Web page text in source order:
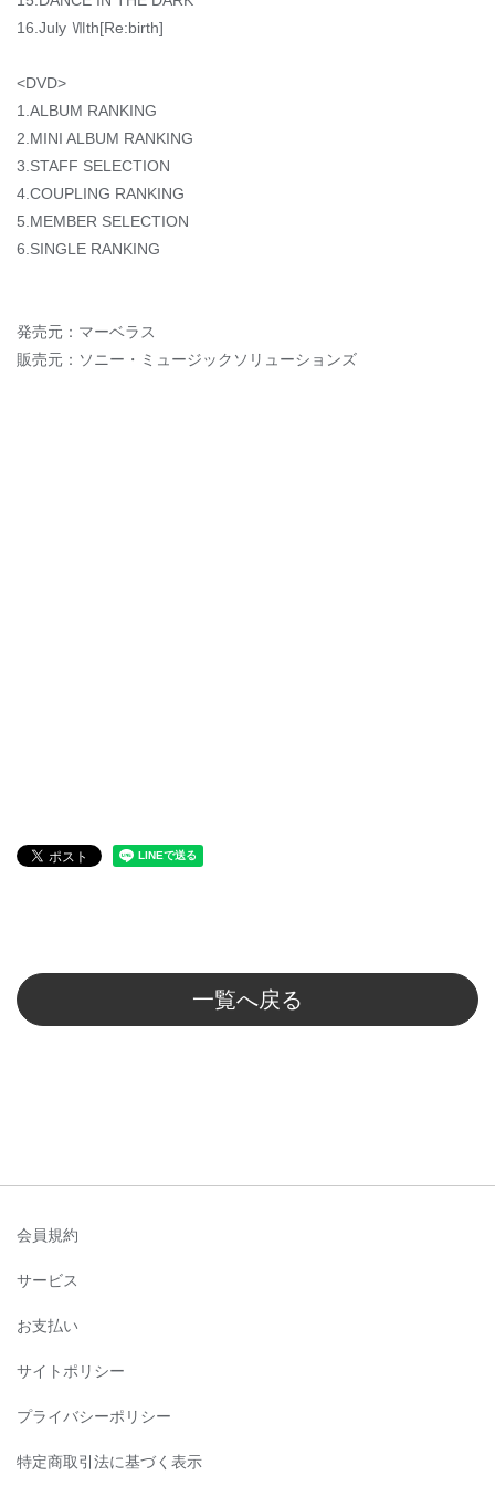
16.July Ⅶth[Re:birth]
<DVD>
1.ALBUM RANKING
2.MINI ALBUM RANKING
3.STAFF SELECTION
4.COUPLING RANKING
5.MEMBER SELECTION
6.SINGLE RANKING
発売元：マーベラス
販売元：ソニー・ミュージックソリューションズ
一覧へ戻る
会員規約
サービス
お支払い
サイトポリシー
プライバシーポリシー
特定商取引法に基づく表示